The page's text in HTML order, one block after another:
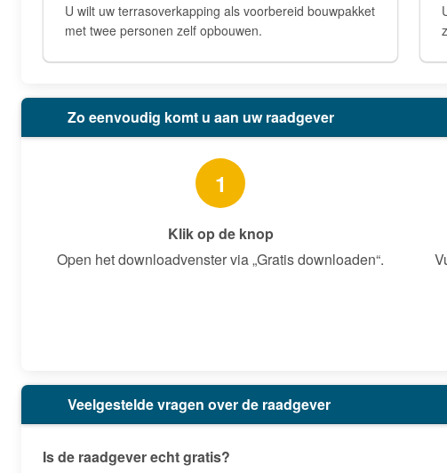
U wilt uw terrasoverkapping als voorbereid bouwpakket
met twee personen zelf opbouwen.
Zo eenvoudig komt u aan uw raadgever
1
Klik op de knop
Open het downloadvenster via „Gratis downloaden“.
Veelgestelde vragen over de raadgever
Is de raadgever echt gratis?